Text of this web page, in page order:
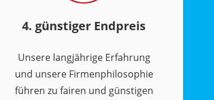
4. günstiger Endpreis
Unsere langjährige Erfahrung
und unsere Firmenphilosophie
führen zu fairen und günstigen